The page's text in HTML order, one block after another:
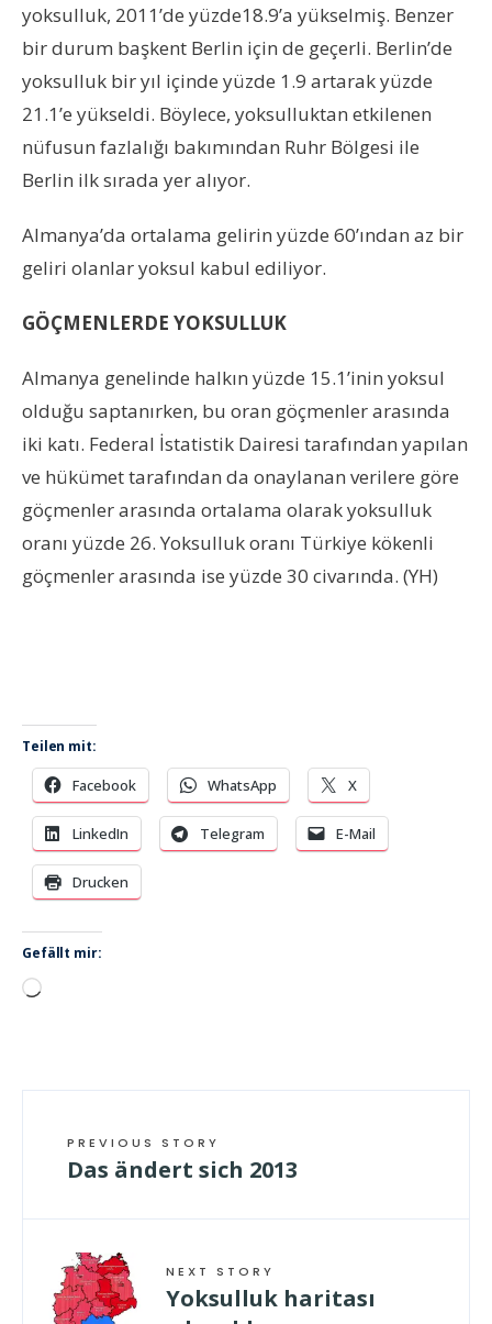
yoksulluk, 2011’de yüzde18.9’a yükselmiş. Benzer
bir durum başkent Berlin için de geçerli. Berlin’de
yoksulluk bir yıl içinde yüzde 1.9 artarak yüzde
21.1’e yükseldi. Böylece, yoksulluktan etkilenen
nüfusun fazlalığı bakımından Ruhr Bölgesi ile
Berlin ilk sırada yer alıyor.
Almanya’da ortalama gelirin yüzde 60’ından az bir
geliri olanlar yoksul kabul ediliyor.
GÖÇMENLERDE YOKSULLUK
Almanya genelinde halkın yüzde 15.1’inin yoksul
olduğu saptanırken, bu oran göçmenler arasında
iki katı. Federal İstatistik Dairesi tarafından yapılan
ve hükümet tarafından da onaylanan verilere göre
göçmenler arasında ortalama olarak yoksulluk
oranı yüzde 26. Yoksulluk oranı Türkiye kökenli
göçmenler arasında ise yüzde 30 civarında. (YH)
Teilen mit:
Facebook WhatsApp X
LinkedIn Telegram E-Mail
Drucken
Gefällt mir:
Wird
PREVIOUS STORY
Das ändert sich 2013
NEXT STORY
Yoksulluk haritası